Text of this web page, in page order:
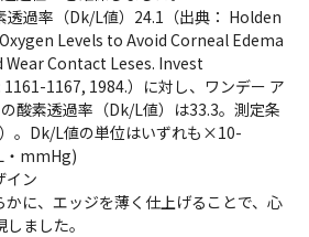
過率（Dk/L値）24.1（出典： Holden
Levels to Avoid Corneal Edema
Contact Leses. Invest
1167, 1984.）に対し、ワンデー ア
酸素透過率（Dk/L値）は33.3。測定条
。Dk/L値の単位はいずれも×10-
・mmHg)
イン
かに、エッジを薄く仕上げることで、心
ました。